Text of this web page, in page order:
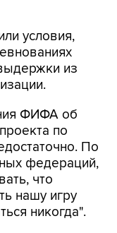
условия,
из
ФИФА об
по
По
федераций,
что
нашу игру
никогда".